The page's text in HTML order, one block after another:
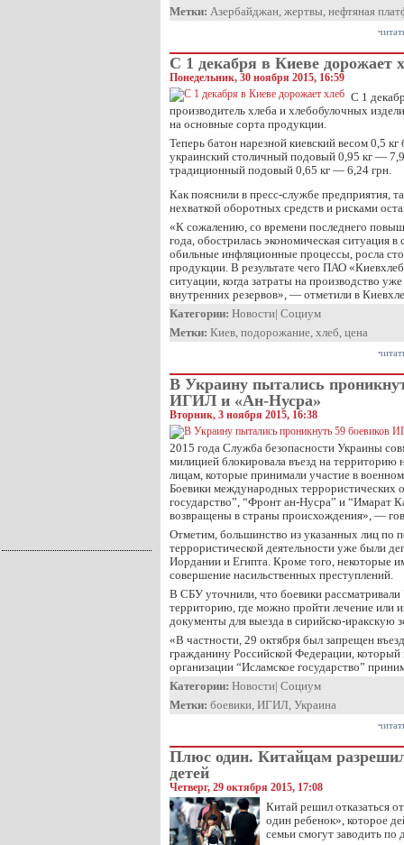
Метки: Азербайджан, жертвы, нефтяная
С 1 декабря в Киеве дорожает
Понедельник, 30 ноября 2015, 16:59
С 1
производитель хлеба и хлебобулочных
на основные сорта продукции.
Теперь батон нарезной киевский весом 0,5 кг
украинский столичный подовый 0,95 кг —
традиционный подовый 0,65 кг — 6,24 грн.
Как пояснили в пресс-службе предприятия,
нехваткой оборотных средств и рисками
«К сожалению, со времени последнего
года, обострилась экономическая ситуация в
обильные инфляционные процессы, росла
продукции. В результате чего ПАО
ситуации, когда затраты на производство
внутренних резервов», — отметили в
Категории: Новости| Социум
Метки: Киев, подорожание, хлеб, цена
В Украину пытались
ИГИЛ и «Ан-Нусра»
Вторник, 3 ноября 2015, 16:38
2015 года Служба безопасности Украины
милицией блокировала въезд на территорию
лицам, которые принимали участие в
Боевики международных террористических
государство”, “Фронт ан-Нусра” и “Имарат
возвращены в страны происхождения», —
Отметим, большинство из указанных лиц по
террористической деятельности уже были
Иордании и Египта. Кроме того, некоторые
совершение насильственных преступлений.
В СБУ уточнили, что боевики
территорию, где можно пройти лечение или
документы для выезда в сирийско-иракскую
«В частности, 29 октября был запрещен
гражданину Российской Федерации, который
организации “Исламское государство”
Категории: Новости| Социум
Метки: боевики, ИГИЛ, Украина
Плюс один. Китайцам
детей
Четверг, 29 октября 2015, 17:08
Китай решил отказаться
один ребенок», которое
семьи смогут заводить по